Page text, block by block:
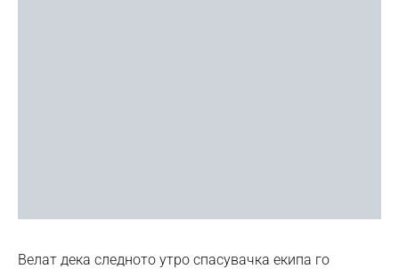
Велат дека следното утро спасувачка екипа го